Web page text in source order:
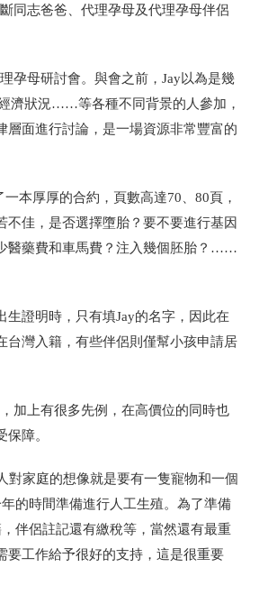
同志爸爸、代理孕母及代理孕母伴侶
孕母研討會。與會之前，Jay以為是幾
濟狀況……等各種不同背景的人參加，
面進行討論，是一場資源非常豐富的
本厚厚的合約，頁數高達70、80頁，
佳，是否選擇墮胎？要不要進行基因
醫藥費和車馬費？注入幾個胚胎？……
證明時，只有填Jay的名字，因此在
台灣入籍，有些伴侶則僅幫小孩申請居
加上有很多先例，在高價位的同時也
障。
對家庭的想像就是要有一隻寵物和一個
的時間準備進行人工生殖。為了準備
伴侶註記還有繳稅等，當然還有最重
要工作給予很好的支持，這是很重要